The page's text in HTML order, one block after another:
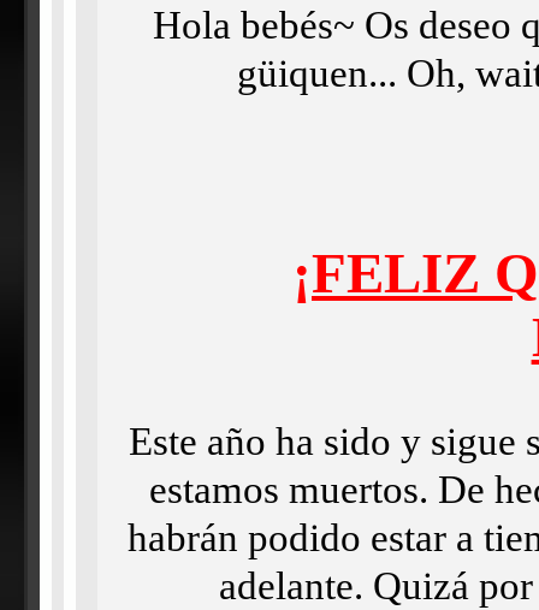
Hola bebés~ Os deseo
güiquen... Oh,
¡FELIZ
Este año ha sido y sigue
estamos muertos. De
habrán podido estar a
adelante. Quizá